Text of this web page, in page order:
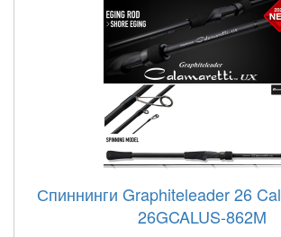
Спиннинги Graphiteleader 26
26GCALUS-862M